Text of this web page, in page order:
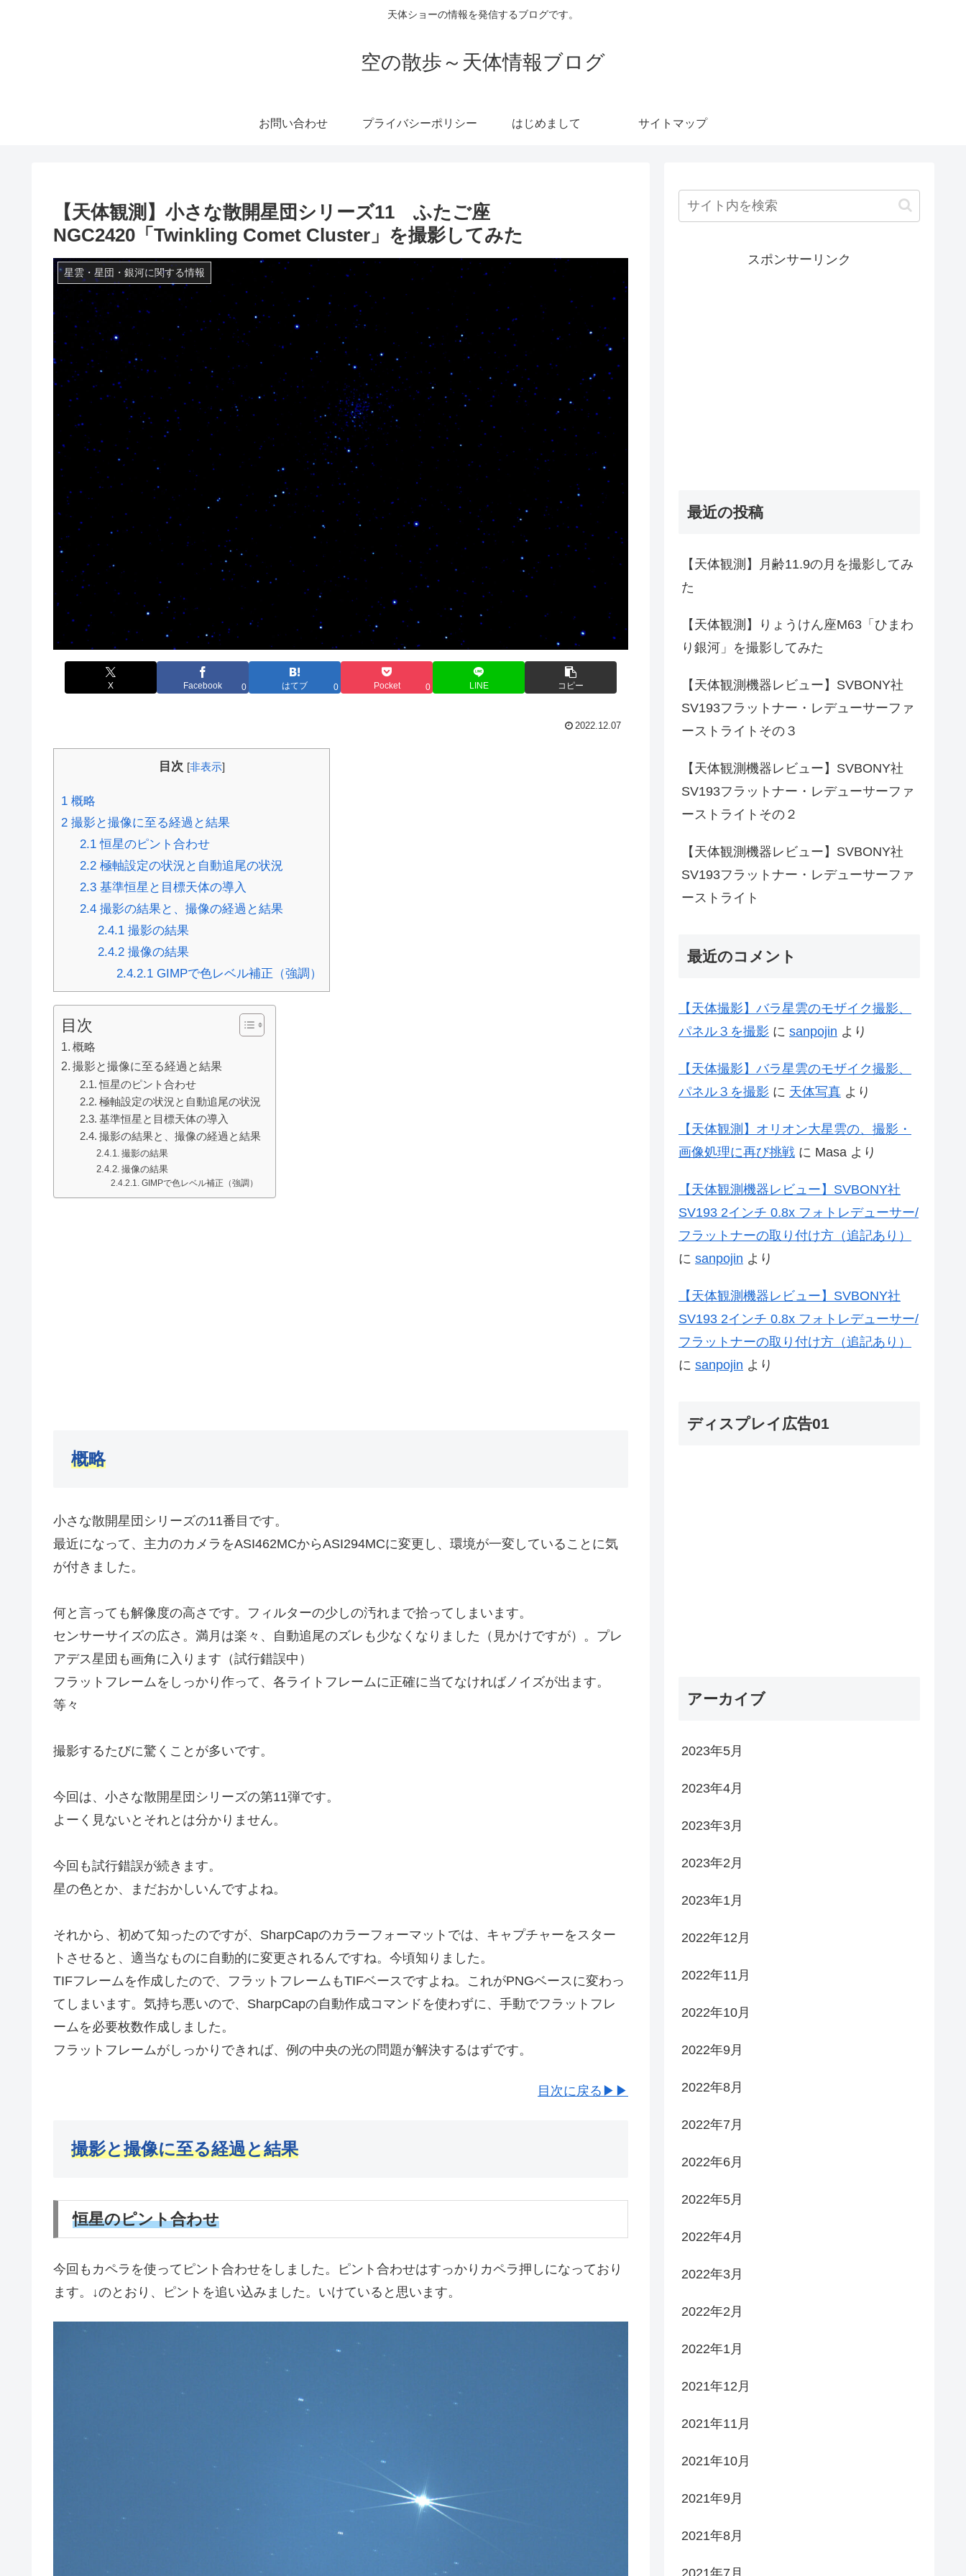
天体ショーの情報を発信するブログです。
空の散歩～天体情報ブログ
お問い合わせ プライバシーポリシー はじめまして サイトマップ
【天体観測】小さな散開星団シリーズ11 ふたご座
NGC2420「Twinkling Comet Cluster」を撮影してみた
星雲・星団・銀河に関する情報
X Facebook 0 はてブ 0 Pocket 0 LINE コピー
2022.12.07
目次 [非表示]
1 概略
2 撮影と撮像に至る経過と結果
2.1恒星のピント合わせ
2.2極軸設定の状況と自動追尾の状況
2.3基準恒星と目標天体の導入
2.4撮影の結果と、撮像の経過と結果
2.4.1 撮影の結果
2.4.2 撮像の結果
2.4.2.1GIMPで色レベル補正（強調）
目次
概略
撮影と撮像に至る経過と結果
恒星のピント合わせ
極軸設定の状況と自動追尾の状況
基準恒星と目標天体の導入
撮影の結果と、撮像の経過と結果
撮影の結果
撮像の結果
GIMPで色レベル補正（強調）
概略
小さな散開星団シリーズの11番目です。
最近になって、主力のカメラをASI462MCからASI294MCに変更し、環境が一変していることに気
が付きました。
何と言っても解像度の高さです。フィルターの少しの汚れまで拾ってしまいます。
センサーサイズの広さ。満月は楽々、自動追尾のズレも少なくなりました（見かけですが）。プレ
アデス星団も画角に入ります（試行錯誤中）
フラットフレームをしっかり作って、各ライトフレームに正確に当てなければノイズが出ます。
等々
撮影するたびに驚くことが多いです。
今回は、小さな散開星団シリーズの第11弾です。
よーく見ないとそれとは分かりません。
今回も試行錯誤が続きます。
星の色とか、まだおかしいんですよね。
それから、初めて知ったのですが、SharpCapのカラーフォーマットでは、キャプチャーをスター
トさせると、適当なものに自動的に変更されるんですね。今頃知りました。
TIFフレームを作成したので、フラットフレームもTIFベースですよね。これがPNGベースに変わっ
てしまいます。気持ち悪いので、SharpCapの自動作成コマンドを使わずに、手動でフラットフレ
ームを必要枚数作成しました。
フラットフレームがしっかりできれば、例の中央の光の問題が解決するはずです。
目次に戻る▶▶
撮影と撮像に至る経過と結果
恒星のピント合わせ
今回もカペラを使ってピント合わせをしました。ピント合わせはすっかりカペラ押しになっており
ます。↓のとおり、ピントを追い込みました。いけていると思います。
スポンサーリンク
最近の投稿
【天体観測】月齢11.9の月を撮影してみ
た
【天体観測】りょうけん座M63「ひまわ
り銀河」を撮影してみた
【天体観測機器レビュー】SVBONY社
SV193フラットナー・レデューサーファ
ーストライトその３
【天体観測機器レビュー】SVBONY社
SV193フラットナー・レデューサーファ
ーストライトその２
【天体観測機器レビュー】SVBONY社
SV193フラットナー・レデューサーファ
ーストライト
最近のコメント
【天体撮影】バラ星雲のモザイク撮影、
パネル３を撮影 に sanpojin より
【天体撮影】バラ星雲のモザイク撮影、
パネル３を撮影 に 天体写真 より
【天体観測】オリオン大星雲の、撮影・
画像処理に再び挑戦 に Masa より
【天体観測機器レビュー】SVBONY社
SV193 2インチ 0.8x フォトレデューサー/
フラットナーの取り付け方（追記あり）
に sanpojin より
【天体観測機器レビュー】SVBONY社
SV193 2インチ 0.8x フォトレデューサー/
フラットナーの取り付け方（追記あり）
に sanpojin より
ディスプレイ広告01
アーカイブ
2023年5月
2023年4月
2023年3月
2023年2月
2023年1月
2022年12月
2022年11月
2022年10月
2022年9月
2022年8月
2022年7月
2022年6月
2022年5月
2022年4月
2022年3月
2022年2月
2022年1月
2021年12月
2021年11月
2021年10月
2021年9月
2021年8月
2021年7月